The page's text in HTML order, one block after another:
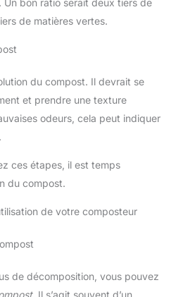
de matières vertes.
du compost. Il devrait se
et prendre une texture
odeurs, cela peut indiquer
ces étapes, il est temps
du compost.
de votre composteur
de décomposition, vous pouvez
. Il s’agit souvent d’un